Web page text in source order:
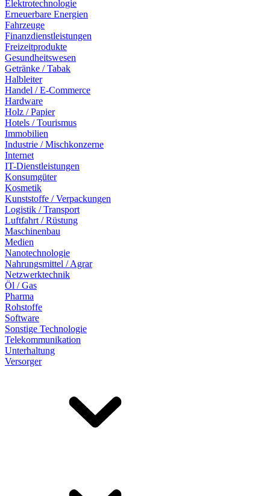
Elektrotechnologie
Erneuerbare Energien
Fahrzeuge
Finanzdienstleistungen
Freizeitprodukte
Gesundheitswesen
Getränke / Tabak
Halbleiter
Handel / E-Commerce
Hardware
Holz / Papier
Hotels / Tourismus
Immobilien
Industrie / Mischkonzerne
Internet
IT-Dienstleistungen
Konsumgüter
Kosmetik
Kunststoffe / Verpackungen
Logistik / Transport
Luftfahrt / Rüstung
Maschinenbau
Medien
Nanotechnologie
Nahrungsmittel / Agrar
Netzwerktechnik
Öl / Gas
Pharma
Rohstoffe
Software
Sonstige Technologie
Telekommunikation
Unterhaltung
Versorger